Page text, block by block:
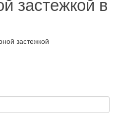
застежкой